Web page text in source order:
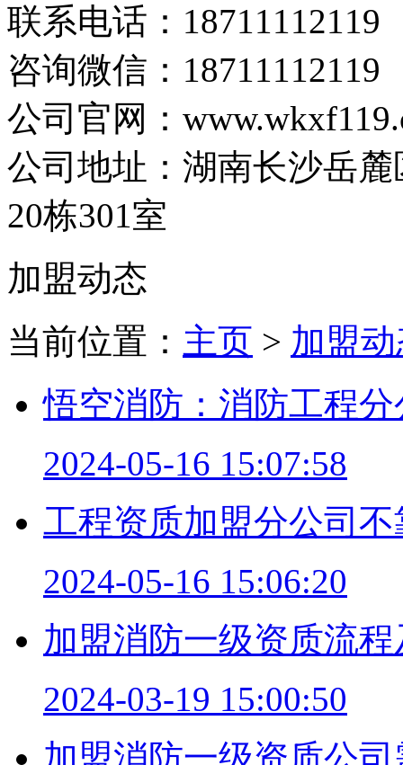
联系电话： 18711112119
咨询微信：18711112119
公司官网：
公司地址：湖南长沙岳
20栋301室
加盟动态
当前位置： 主页 > 加盟
悟空消防：消防工程
2024-05-16 15:07:58
工程资质加盟分公司
2024-05-16 15:06:20
加盟消防一级资质流
2024-03-19 15:00:50
加盟消防一级资质公